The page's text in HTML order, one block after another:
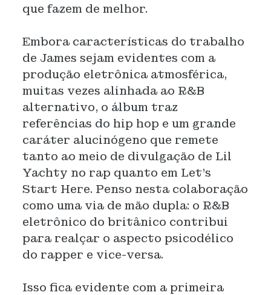
que fazem de melhor.
Embora características do trabalho
de James sejam evidentes com a
produção eletrônica atmosférica,
muitas vezes alinhada ao R&B
alternativo, o álbum traz
referências do hip hop e um grande
caráter alucinógeno que remete
tanto ao meio de divulgação de Lil
Yachty no rap quanto em Let's
Start Here. Penso nesta colaboração
como uma via de mão dupla: o R&B
eletrônico do britânico contribui
para realçar o aspecto psicodélico
do rapper e vice-versa.
Isso fica evidente com a primeira